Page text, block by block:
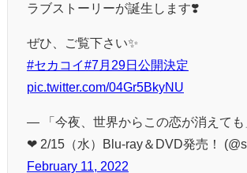
ラブストーリーが誕生します❣️
ぜひ、ご覧下さい✨
#セカコイ#7月29日公開決定
pic.twitter.com/04Gr5BkyNU
— 「今夜、世界からこの恋が消えても
❤ 2/15（水）Blu-ray＆DVD発売！
February 11, 2022